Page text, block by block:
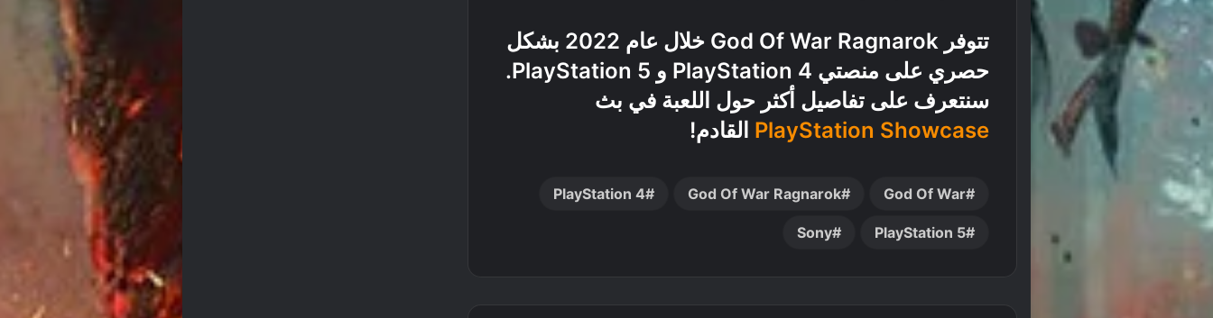
تتوفر God Of War Ragnarok خلال عام 2022 بشكل
حصري على منصتي PlayStation 4 و PlayStation 5.
سنتعرف على تفاصيل أكثر حول اللعبة في بث
PlayStation Showcase القادم!
God Of War
God Of War Ragnarok
PlayStation 4
PlayStation 5
Sony